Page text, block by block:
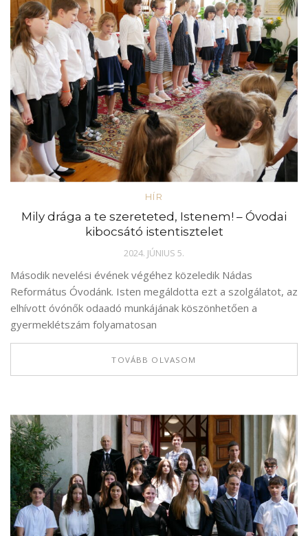
HÍR
Mily drága a te szereteted, Istenem! – Óvodai
kibocsátó istentisztelet
2024. JÚNIUS 5.
Második nevelési évének végéhez közeledik Nádas
Református Óvodánk. Isten megáldotta ezt a szolgálatot, az
elhívott óvónők odaadó munkájának köszönhetően a
gyermeklétszám folyamatosan
TOVÁBB OLVASOM